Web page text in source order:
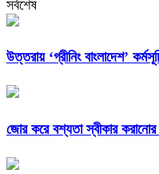
সর্বশেষ
উত্তরায় ‘গ্রীনিং বাংলাদেশ’
জোর করে বশ্যতা স্বীকার করানোর